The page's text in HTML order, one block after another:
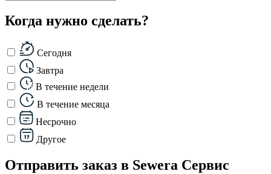
Когда нужно сделать?
Сегодня
Завтра
В течение недели
В течение месяца
Несрочно
Другое
Отправить заказ в Sewera Сервис